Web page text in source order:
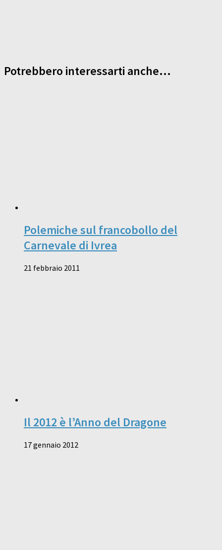
Potrebbero interessarti anche...
Polemiche sul francobollo del
Carnevale di Ivrea
21 febbraio 2011
Il 2012 è l’Anno del Dragone
17 gennaio 2012